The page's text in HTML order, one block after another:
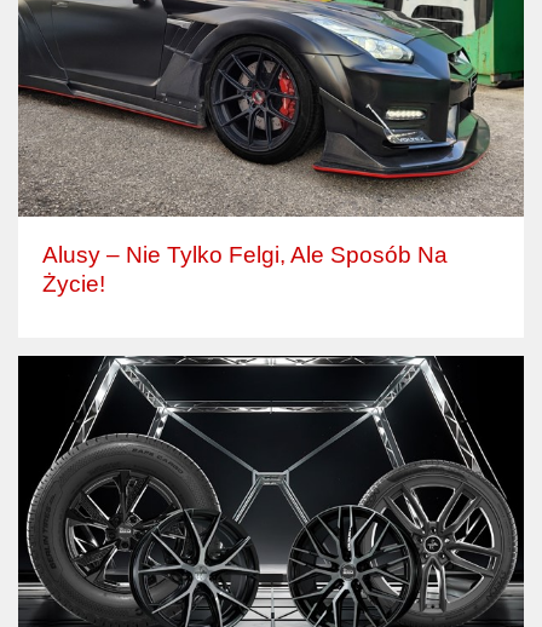
Alusy – Nie Tylko Felgi, Ale Sposób Na
Życie!